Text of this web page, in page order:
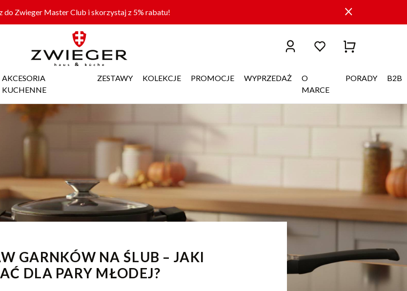
do Zwieger Master Club i skorzystaj z 5% rabatu!
AKCESORIA
KUCHENNE
ZESTAWY KOLEKCJE PROMOCJE WYPRZEDAŻ
O
MARCE
PORADY B2B
GARNKÓW NA ŚLUB – JAKI
DLA PARY MŁODEJ?